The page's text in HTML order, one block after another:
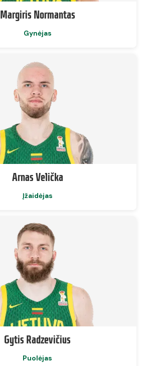
Margiris Normantas
Gynėjas
Arnas Velička
Įžaidėjas
Gytis Radzevičius
Puolėjas